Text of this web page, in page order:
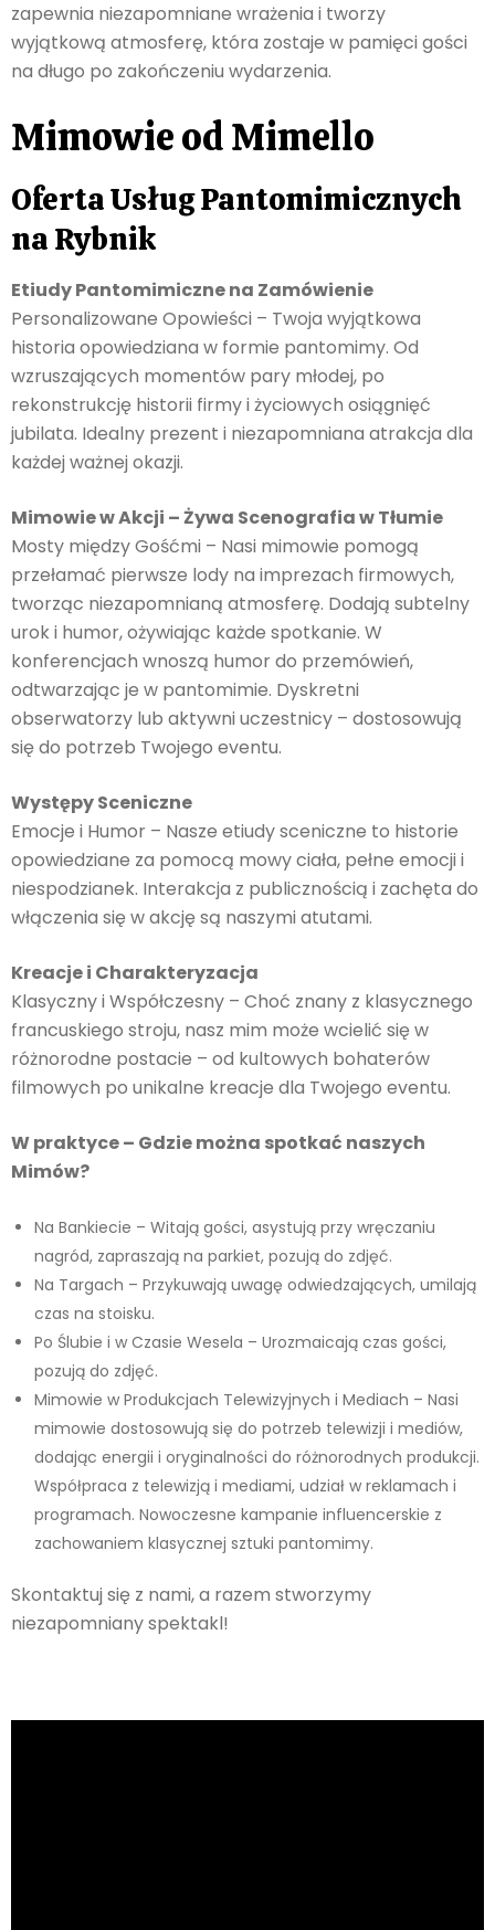
zapewnia niezapomniane wrażenia i tworzy
wyjątkową atmosferę, która zostaje w pamięci gości
na długo po zakończeniu wydarzenia.
Mimowie od Mimello
Oferta Usług Pantomimicznych
na Rybnik
Etiudy Pantomimiczne na Zamówienie
Personalizowane Opowieści – Twoja wyjątkowa
historia opowiedziana w formie pantomimy. Od
wzruszających momentów pary młodej, po
rekonstrukcję historii firmy i życiowych osiągnięć
jubilata. Idealny prezent i niezapomniana atrakcja dla
każdej ważnej okazji.
Mimowie w Akcji – Żywa Scenografia w Tłumie
Mosty między Gośćmi – Nasi mimowie pomogą
przełamać pierwsze lody na imprezach firmowych,
tworząc niezapomnianą atmosferę. Dodają subtelny
urok i humor, ożywiając każde spotkanie. W
konferencjach wnoszą humor do przemówień,
odtwarzając je w pantomimie. Dyskretni
obserwatorzy lub aktywni uczestnicy – dostosowują
się do potrzeb Twojego eventu.
Występy Sceniczne
Emocje i Humor – Nasze etiudy sceniczne to historie
opowiedziane za pomocą mowy ciała, pełne emocji i
niespodzianek. Interakcja z publicznością i zachęta do
włączenia się w akcję są naszymi atutami.
Kreacje i Charakteryzacja
Klasyczny i Współczesny – Choć znany z klasycznego
francuskiego stroju, nasz mim może wcielić się w
różnorodne postacie – od kultowych bohaterów
filmowych po unikalne kreacje dla Twojego eventu.
W praktyce – Gdzie można spotkać naszych
Mimów?
Na Bankiecie – Witają gości, asystują przy wręczaniu
nagród, zapraszają na parkiet, pozują do zdjęć.
Na Targach – Przykuwają uwagę odwiedzających, umilają
czas na stoisku.
Po Ślubie i w Czasie Wesela – Urozmaicają czas gości,
pozują do zdjęć.
Mimowie w Produkcjach Telewizyjnych i Mediach – Nasi
mimowie dostosowują się do potrzeb telewizji i mediów,
dodając energii i oryginalności do różnorodnych produkcji.
Współpraca z telewizją i mediami, udział w reklamach i
programach. Nowoczesne kampanie influencerskie z
zachowaniem klasycznej sztuki pantomimy.
Skontaktuj się z nami, a razem stworzymy
niezapomniany spektakl!